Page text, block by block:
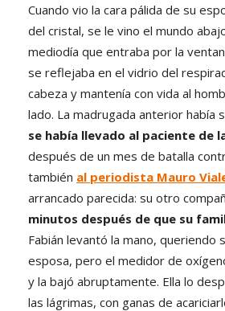
Cuando vio la cara pálida de su
del cristal, se le vino el mundo
mediodía que entraba por la
se reflejaba en el vidrio del
cabeza y mantenía con vida al
lado. La madrugada anterior había
se había llevado al paciente de
después de un mes de batalla
también al periodista Mauro
arrancado parecida: su otro
minutos después de que su
Fabián levantó la mano, queriendo
esposa, pero el medidor de
y la bajó abruptamente. Ella lo
las lágrimas, con ganas de